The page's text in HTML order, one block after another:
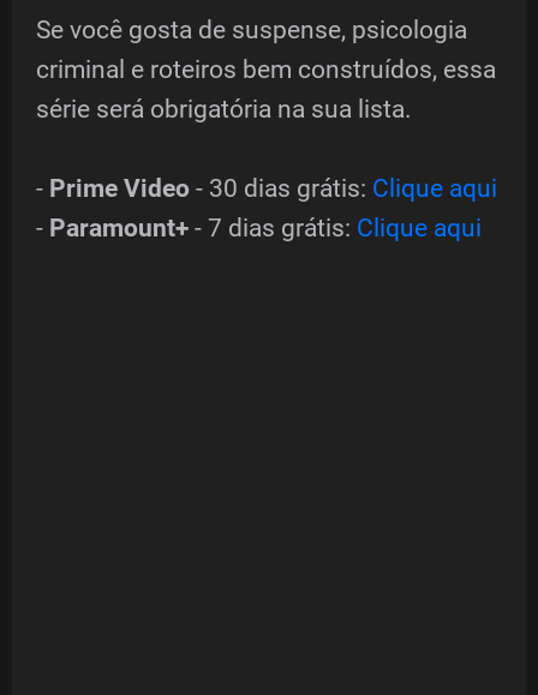
Se você gosta de suspense, psicologia
criminal e roteiros bem construídos, essa
série será obrigatória na sua lista.
- Prime Video - 30 dias grátis: Clique aqui
- Paramount+ - 7 dias grátis: Clique aqui